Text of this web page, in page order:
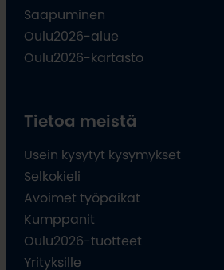
Saapuminen
Oulu2026-alue
Oulu2026-kartasto
Tietoa meistä
Usein kysytyt kysymykset
Selkokieli
Avoimet työpaikat
Kumppanit
Oulu2026-tuotteet
Yrityksille